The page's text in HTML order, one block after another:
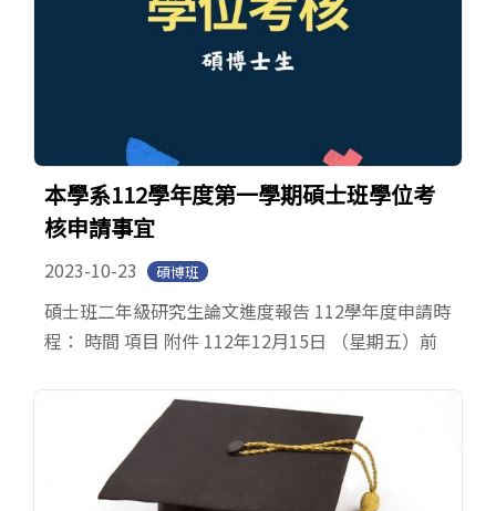
本學系112學年度第一學期碩士班學位考
核申請事宜
2023-10-23 碩博班
碩士班二年級研究生論文進度報告 112學年度申請時
程： 時間 項目 附件 112年12月15日 （星期五）前